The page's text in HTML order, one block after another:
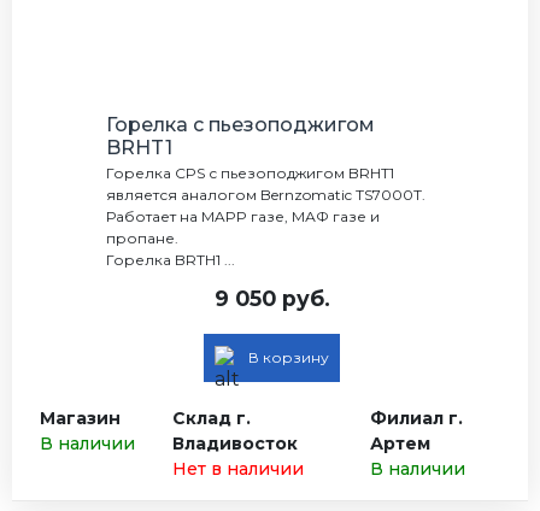
Горелка с пьезоподжигом
BRHT1
Горелка CPS с пьезоподжигом BRHT1
является аналогом Bernzomatic TS7000T.
Работает на MAPP газе, МАФ газе и
пропане.
Горелка BRTH1 ...
9 050 руб.
В корзину
Магазин
В наличии
Склад г.
Владивосток
Нет в наличии
Филиал г.
Артем
В наличии